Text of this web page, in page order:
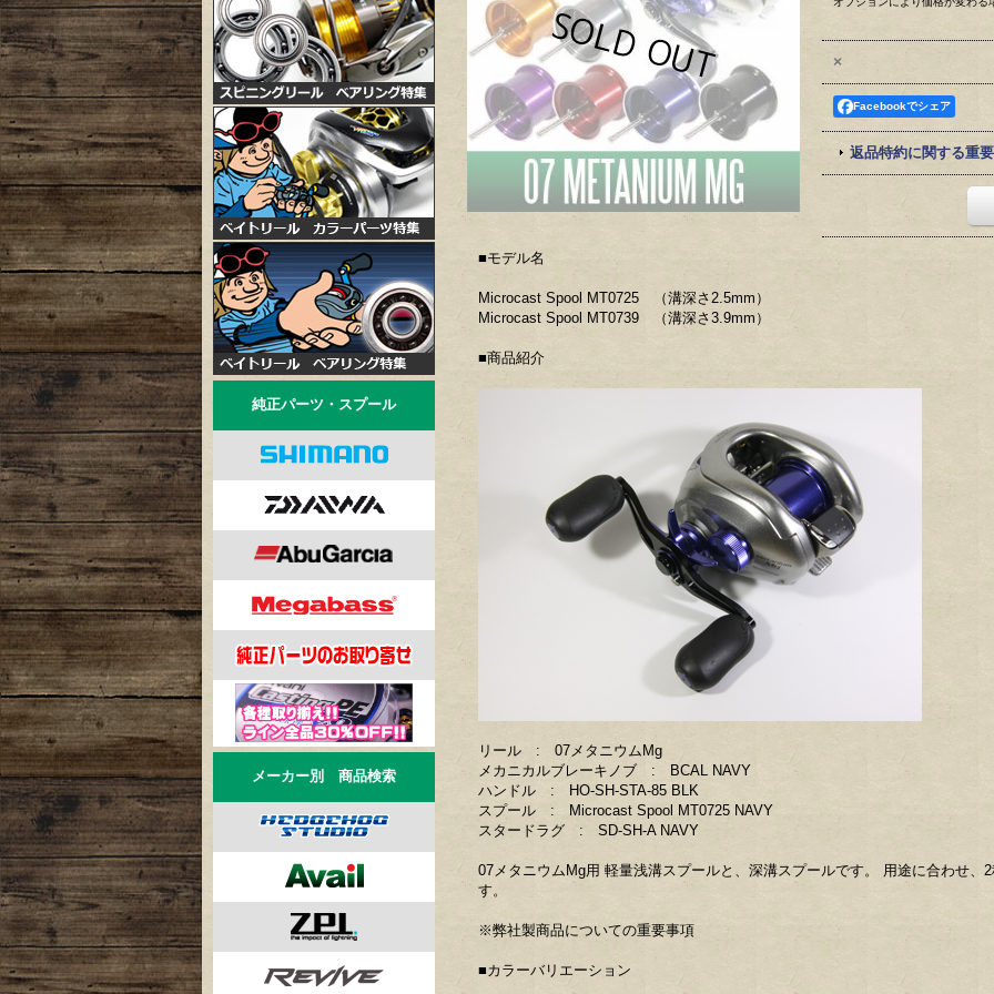
純正パーツ・スプール
メーカー別 商品検索
×
Facebookでシェア
返品特約に関する重
■モデル名
Microcast Spool MT0725 （溝深さ2.5mm）
Microcast Spool MT0739 （溝深さ3.9mm）
■商品紹介
リール : 07メタニウムMg
メカニカルブレーキノブ : BCAL NAVY
ハンドル : HO-SH-STA-85 BLK
スプール : Microcast Spool MT0725 NAVY
スタードラグ : SD-SH-A NAVY
07メタニウムMg用 軽量浅溝スプールと、深溝スプールです。 用途に合わせ、
す。
※弊社製商品についての重要事項
■カラーバリエーション